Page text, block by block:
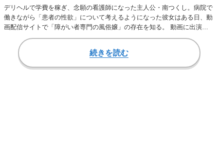
デリヘルで学費を稼ぎ、念願の看護師になった主人公・南つくし。病院で
働きながら「患者の性欲」について考えるようになった彼女はある日、動
画配信サイトで「障がい者専門の風俗嬢」の存在を知る。 動画に出演し
ていたのは、障が…
続きを読む